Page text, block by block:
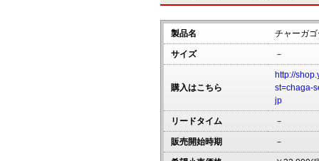
製品名 チャーガ
サイズ －
購入はこちら
http://
st=chaga-
jp
リードタイム －
販売開始時期 －